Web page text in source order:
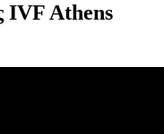
IVF Athens